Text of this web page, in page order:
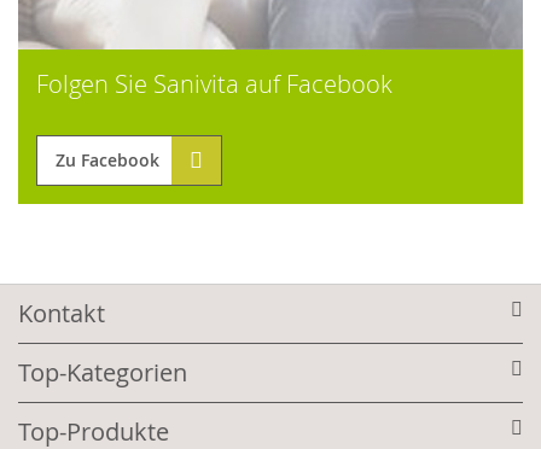
Folgen Sie Sanivita auf Facebook
Zu Facebook
Kontakt
Top-Kategorien
Top-Produkte